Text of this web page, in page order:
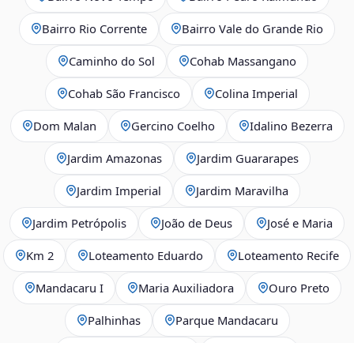
Bairro Rio Corrente Bairro Vale do Grande Rio
Caminho do Sol Cohab Massangano
Cohab São Francisco Colina Imperial
Dom Malan Gercino Coelho Idalino Bezerra
Jardim Amazonas Jardim Guararapes
Jardim Imperial Jardim Maravilha
Jardim Petrópolis João de Deus José e Maria
Km 2 Loteamento Eduardo Loteamento Recife
Mandacaru I Maria Auxiliadora Ouro Preto
Palhinhas Parque Mandacaru